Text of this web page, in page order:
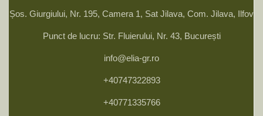
Șos. Giurgiului, Nr. 195, Camera 1, Sat Jilava, Com. Jilava, Ilfov
Punct de lucru: Str. Fluierului, Nr. 43, București
info@elia-gr.ro
+40747322893
+40771335766